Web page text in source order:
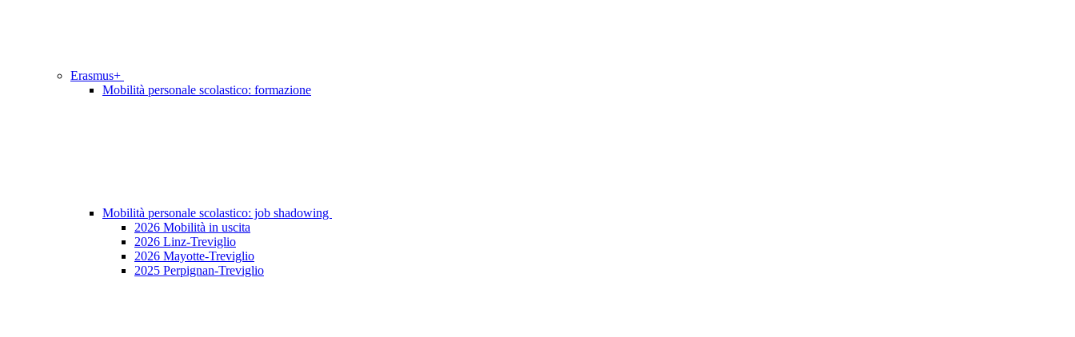
Erasmus+
Mobilità personale scolastico: formazione
Mobilità personale scolastico: job shadowing
2026 Mobilità in uscita
2026 Linz-Treviglio
2026 Mayotte-Treviglio
2025 Perpignan-Treviglio